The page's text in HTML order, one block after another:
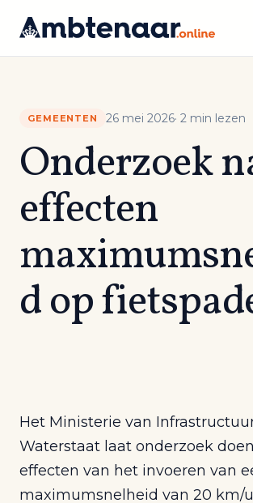
inhoud
GEMEENTEN 26 mei 2026· 2 min lezen
Onderzoek
effecten
d op
Het Ministerie van
Waterstaat laat onderzoek
effecten van het invoeren van
maximumsnelheid van 20 km/